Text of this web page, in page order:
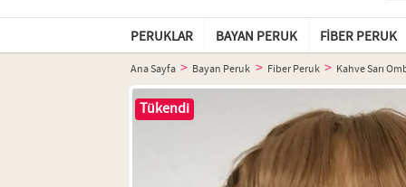
PERUKLAR BAYAN PERUK FIBER PERUK
Ana Sayfa Bayan Peruk Fiber Peruk Kahve Sarı
Tükendi